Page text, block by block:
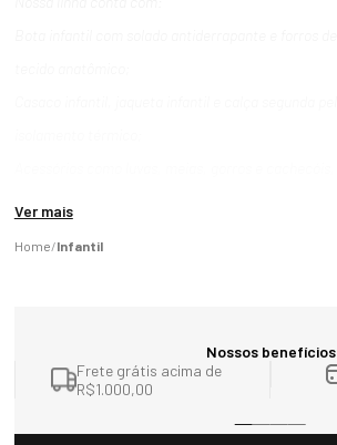
Ver mais
Infantil
Nossos benefícios
Frete grátis acima de
R$1.000,00